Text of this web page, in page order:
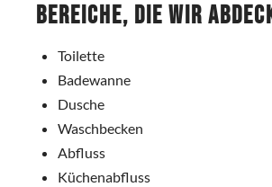
Bereiche, die wir
Toilette
Badewanne
Dusche
Waschbecken
Abfluss
Küchenabfluss